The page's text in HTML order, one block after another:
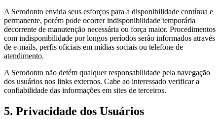
A Serodonto envida seus esforços para a disponibilidade contínua e
permanente, porém pode ocorrer indisponibilidade temporária
decorrente de manutenção necessária ou força maior. Procedimentos
com indisponibilidade por longos períodos serão informados através
de e-mails, perfis oficiais em mídias sociais ou telefone de
atendimento.
A Serodonto não detém qualquer responsabilidade pela navegação
dos usuários nos links externos. Cabe ao interessado verificar a
confiabilidade das informações em sites de terceiros.
5. Privacidade dos Usuários